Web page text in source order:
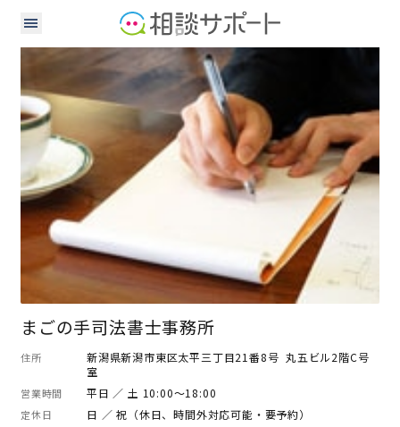
行政書士
まごの手司法書士事務所
住所
新潟県新潟市東区太平三丁目21番8号 丸五ビル2階C号
室
営業時間 平日 ／ 土 10:00～18:00
定休日 日 ／ 祝（休日、時間外対応可能・要予約）